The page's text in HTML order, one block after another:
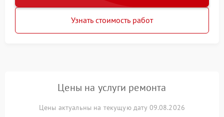
Узнать стоимость работ
Цены на услуги ремонта
Цены актуальны на текущую дату 09.08.2026